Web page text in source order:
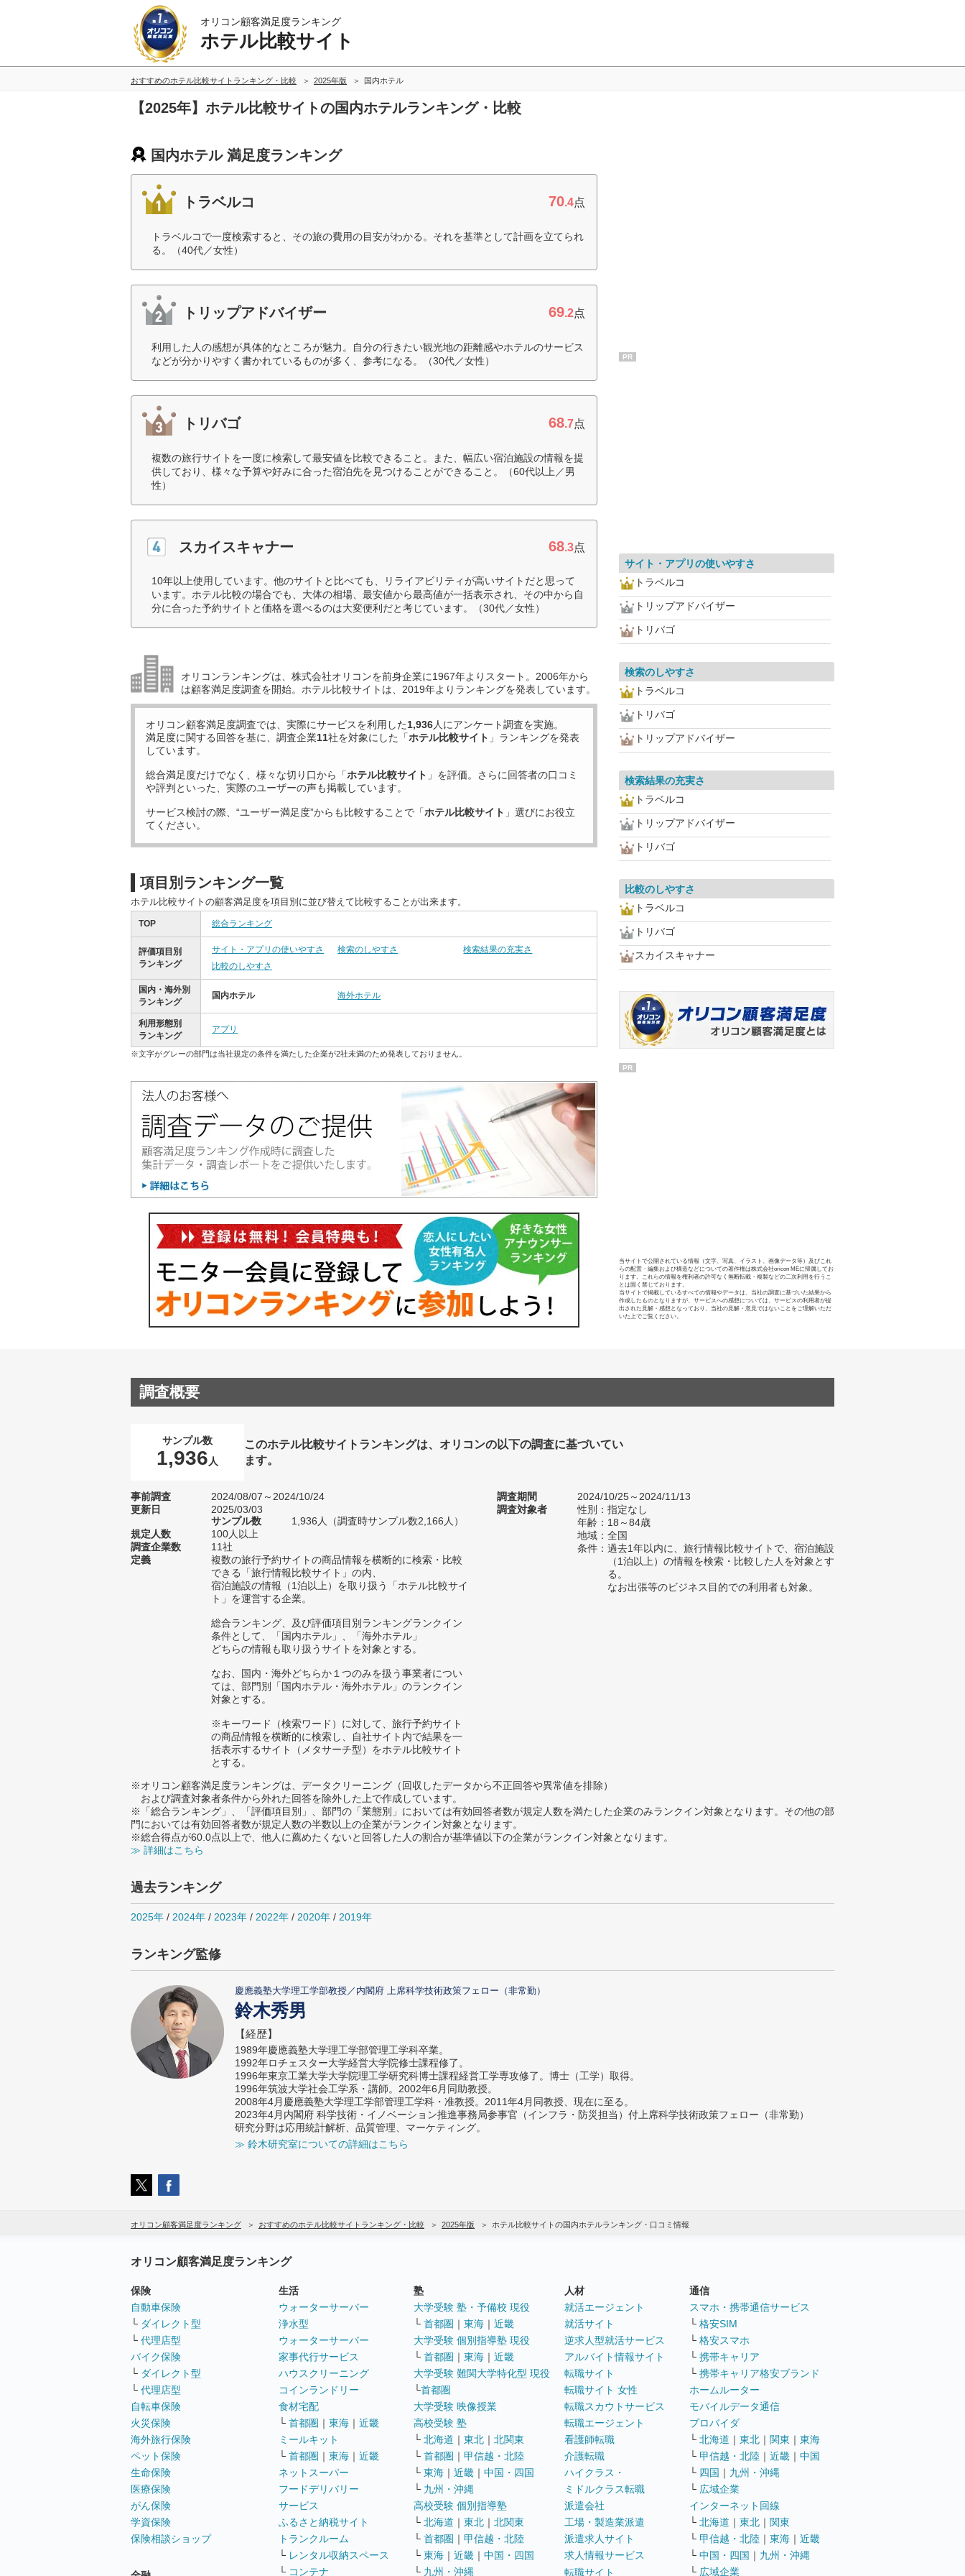
オリコン顧客満足度ランキング
ホテル比較サイト
おすすめのホテル比較サイトランキング・比較 2025年版 国内ホテル
【2025年】ホテル比較サイトの国内ホテルランキング・比較
国内ホテル 満足度ランキング
トラベルコ 70.4点
トラベルコで一度検索すると、その旅の費用の目安がわかる。それを基準として計画を立てられ
る。（40代／女性）
トリップアドバイザー 69.2点
利用した人の感想が具体的なところが魅力。自分の行きたい観光地の距離感やホテルのサービス
などが分かりやすく書かれているものが多く、参考になる。（30代／女性）
トリバゴ 68.7点
複数の旅行サイトを一度に検索して最安値を比較できること。また、幅広い宿泊施設の情報を提
供しており、様々な予算や好みに合った宿泊先を見つけることができること。（60代以上／男
性）
スカイスキャナー 68.3点
10年以上使用しています。他のサイトと比べても、リライアビリティが高いサイトだと思って
います。ホテル比較の場合でも、大体の相場、最安値から最高値が一括表示され、その中から自
分に合った予約サイトと価格を選べるのは大変便利だと考じています。（30代／女性）
オリコンランキングは、株式会社オリコンを前身企業に1967年よりスタート。2006年から
は顧客満足度調査を開始。ホテル比較サイトは、2019年よりランキングを発表しています。
オリコン顧客満足度調査では、実際にサービスを利用した1,936人にアンケート調査を実施。
満足度に関する回答を基に、調査企業11社を対象にした「ホテル比較サイト 」ランキングを発表
しています。
総合満足度だけでなく、様々な切り口から「ホテル比較サイト 」を評価。さらに回答者の口コミ
や評判といった、実際のユーザーの声も掲載しています。
サービス検討の際、“ユーザー満足度”からも比較することで「ホテル比較サイト 」選びにお役立
てください。
項目別ランキング一覧
ホテル比較サイトの顧客満足度を項目別に並び替えて比較することが出来ます。
TOP 総合ランキング
評価項目別
ランキング
サイト・アプリの使いやすさ 検索のしやすさ
検索結果の充実さ
比較のしやすさ
国内・海外別
ランキング
国内ホテル 海外ホテル
利用形態別
ランキング
アプリ
※文字がグレーの部門は当社規定の条件を満たした企業が2社未満のため発表しておりません。
PR
サイト・アプリの使いやすさ
トラベルコ
トリップアドバイザー
トリバゴ
検索のしやすさ
トラベルコ
トリバゴ
トリップアドバイザー
検索結果の充実さ
トラベルコ
トリップアドバイザー
トリバゴ
比較のしやすさ
トラベルコ
トリバゴ
スカイスキャナー
PR
当サイトで公開されている情報（文字、写真、イラスト、画像データ等）及びこれ
らの配置・編集および構造などについての著作権は株式会社oricon MEに帰属してお
ります。これらの情報を権利者の許可なく無断転載・複製などの二次利用を行うこ
とは固く禁じております。
当サイトで掲載しているすべての情報やデータは、当社の調査に基づいた結果から
作成したものとなりますが、サービスへの感想については、サービスの利用者が提
出された見解・感想となっており、当社の見解・意見ではないことをご理解いただ
いた上でご覧ください。
調査概要
サンプル数
1,936 人
このホテル比較サイトランキングは、オリコンの以下の調査に基づいてい
ます。
事前調査
2024/08/07～2024/10/24
更新日
2025/03/03
サンプル数
1,936人（調査時サンプル数2,166人）
規定人数
100人以上
調査企業数
11社
定義
複数の旅行予約サイトの商品情報を横断的に検索・比較
できる「旅行情報比較サイト」の内、
宿泊施設の情報（1泊以上）を取り扱う「ホテル比較サイ
ト」を運営する企業。
総合ランキング、及び評価項目別ランキングランクイン
条件として、「国内ホテル」、「海外ホテル」
どちらの情報も取り扱うサイトを対象とする。
なお、国内・海外どちらか１つのみを扱う事業者につい
ては、部門別「国内ホテル・海外ホテル」のランクイン
対象とする。
※キーワード（検索ワード）に対して、旅行予約サイト
の商品情報を横断的に検索し、自社サイト内で結果を一
括表示するサイト（メタサーチ型）をホテル比較サイト
とする。
調査期間
2024/10/25～2024/11/13
調査対象者
性別：指定なし
年齢：18～84歳
地域：全国
条件：過去1年以内に、旅行情報比較サイトで、宿泊施設
（1泊以上）の情報を検索・比較した人を対象とす
る。
なお出張等のビジネス目的での利用者も対象。
※オリコン顧客満足度ランキングは、データクリーニング（回収したデータから不正回答や異常値を排除）
および調査対象者条件から外れた回答を除外した上で作成しています。
※「総合ランキング」、「評価項目別」、部門の「業態別」においては有効回答者数が規定人数を満たした企業のみランクイン対象となります。その他の部
門においては有効回答者数が規定人数の半数以上の企業がランクイン対象となります。
※総合得点が60.0点以上で、他人に薦めたくないと回答した人の割合が基準値以下の企業がランクイン対象となります。
≫ 詳細はこちら
過去ランキング
2025年 / 2024年 / 2023年 / 2022年 / 2020年 / 2019年
ランキング監修
慶應義塾大学理工学部教授／内閣府 上席科学技術政策フェロー（非常勤）
鈴木秀男
【経歴】
1989年慶應義塾大学理工学部管理工学科卒業。
1992年ロチェスター大学経営大学院修士課程修了。
1996年東京工業大学大学院理工学研究科博士課程経営工学専攻修了。博士（工学）取得。
1996年筑波大学社会工学系・講師。2002年6月同助教授。
2008年4月慶應義塾大学理工学部管理工学科・准教授。2011年4月同教授、現在に至る。
2023年4月内閣府 科学技術・イノベーション推進事務局参事官（インフラ・防災担当）付上席科学技術政策フェロー（非常勤）
研究分野は応用統計解析、品質管理、マーケティング。
≫ 鈴木研究室についての詳細はこちら
オリコン顧客満足度ランキング おすすめのホテル比較サイトランキング・比較 2025年版 ホテル比較サイトの国内ホテルランキング・口コミ情報
オリコン顧客満足度ランキング
保険
自動車保険
└ ダイレクト型
└ 代理店型
バイク保険
└ ダイレクト型
└ 代理店型
自転車保険
火災保険
海外旅行保険
ペット保険
生命保険
医療保険
がん保険
学資保険
保険相談ショップ
生活
ウォーターサーバー
浄水型
ウォーターサーバー
家事代行サービス
ハウスクリーニング
コインランドリー
食材宅配
└ 首都圏 ｜ 東海 ｜ 近畿
ミールキット
└ 首都圏 ｜ 東海 ｜ 近畿
ネットスーパー
フードデリバリー
サービス
ふるさと納税サイト
トランクルーム
└ レンタル収納スペース
└ コンテナ
塾
大学受験 塾・予備校 現役
└ 首都圏 ｜ 東海 ｜ 近畿
大学受験 個別指導塾 現役
└ 首都圏 ｜ 東海 ｜ 近畿
大学受験 難関大学特化型 現役
└首都圏
大学受験 映像授業
高校受験 塾
└ 北海道 ｜ 東北 ｜ 北関東
└ 首都圏 ｜ 甲信越・北陸
└ 東海 ｜ 近畿 ｜ 中国・四国
└ 九州・沖縄
高校受験 個別指導塾
└ 北海道 ｜ 東北 ｜ 北関東
└ 首都圏 ｜ 甲信越・北陸
└ 東海 ｜ 近畿 ｜ 中国・四国
└ 九州・沖縄
人材
就活エージェント
就活サイト
逆求人型就活サービス
アルバイト情報サイト
転職サイト
転職サイト 女性
転職スカウトサービス
転職エージェント
看護師転職
介護転職
ハイクラス・
ミドルクラス転職
派遣会社
工場・製造業派遣
派遣求人サイト
求人情報サービス
転職サイト
通信
スマホ・携帯通信サービス
└ 格安SIM
└ 格安スマホ
└ 携帯キャリア
└ 携帯キャリア格安ブランド
ホームルーター
モバイルデータ通信
プロバイダ
└ 北海道 ｜ 東北 ｜ 関東 ｜ 東海
└ 甲信越・北陸 ｜ 近畿 ｜ 中国
└ 四国 ｜ 九州・沖縄
└ 広域企業
インターネット回線
└ 北海道 ｜ 東北 ｜ 関東
└ 甲信越・北陸 ｜ 東海 ｜ 近畿
└ 中国・四国 ｜ 九州・沖縄
└ 広域企業